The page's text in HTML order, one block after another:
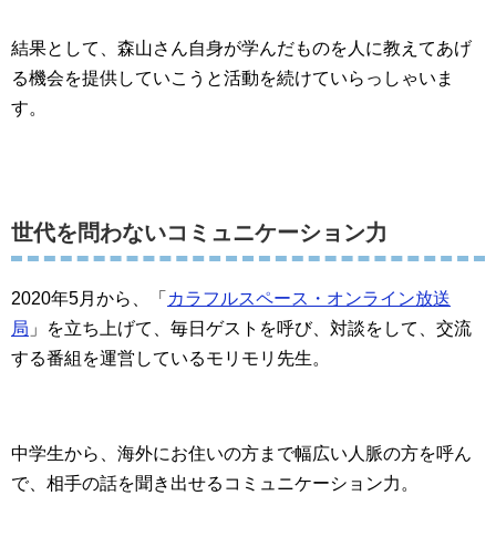
結果として、森山さん自身が学んだものを人に教えてあげ
る機会を提供していこうと活動を続けていらっしゃいま
す。
世代を問わないコミュニケーション力
2020年5月から、「 カラフルスペース・オンライン放送
局 」を立ち上げて、毎日ゲストを呼び、対談をして、交流
する番組を運営しているモリモリ先生。
中学生から、海外にお住いの方まで幅広い人脈の方を呼ん
で、相手の話を聞き出せるコミュニケーション力。